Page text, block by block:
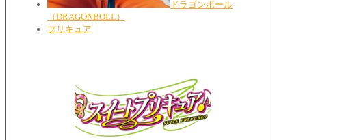
ドラゴンボール
（DRAGONBOLL）
プリキュア